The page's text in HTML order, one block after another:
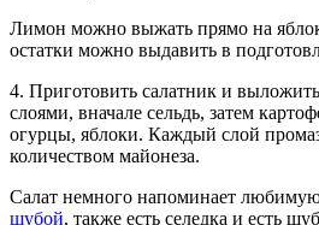
Лимон можно выжать прямо на
остатки можно выдавить в
4. Приготовить салатник и
слоями, вначале сельдь, затем
огурцы, яблоки. Каждый слой
количеством майонеза.
Салат немного напоминает
шубой, также есть селедка и есть